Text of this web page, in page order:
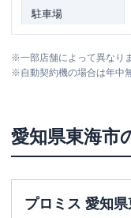
駐車場
住所
※一部店舗によって異なり
※自動契約機の場合は年中
愛知県東海市
プロミス 愛知